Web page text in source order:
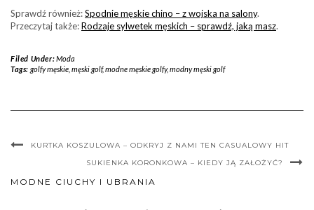
Sprawdź również:Spodnie męskie chino – z wojska na salony.
Przeczytaj także:Rodzaje sylwetek męskich – sprawdź, jaką masz.
Filed Under:Moda
Tags: golfy męskie, męski golf,modne męskie golfy,modny męski golf
KURTKA KOSZULOWA – ODKRYJ Z NAMI TEN CASUALOWY HIT
SUKIENKA KORONKOWA – KIEDY JĄ ZAŁOŻYĆ?
MODNE CIUCHY I UBRANIA